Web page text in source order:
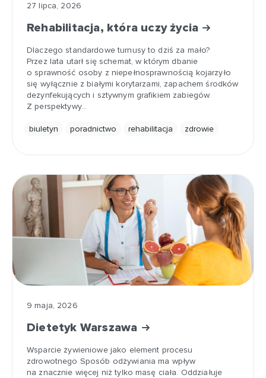
27 lipca, 2026
Rehabilitacja, która uczy życia
Dlaczego standardowe turnusy to dziś za mało?
Przez lata utarł się schemat, w którym dbanie
o sprawność osoby z niepełnosprawnością kojarzyło
się wyłącznie z białymi korytarzami, zapachem środków
dezynfekujących i sztywnym grafikiem zabiegów.
Z perspektywy…
biuletyn poradnictwo rehabilitacja zdrowie
9 maja, 2026
Dietetyk Warszawa
Wsparcie żywieniowe jako element procesu
zdrowotnego Sposób odżywiania ma wpływ
na znacznie więcej niż tylko masę ciała. Oddziałuje